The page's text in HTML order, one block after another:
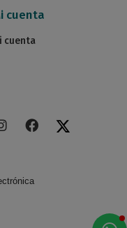
cuenta
cuenta